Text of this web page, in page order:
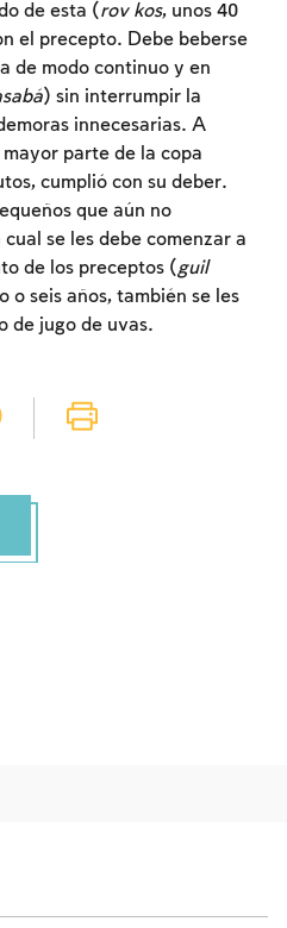
de esta (rov kos, unos 40
el precepto. Debe beberse
de modo continuo y en
) sin interrumpir la
innecesarias. A
parte de la copa
cumplió con su deber.
que aún no
se les debe comenzar a
de los preceptos (guil
o seis años, también se les
de jugo de uvas.